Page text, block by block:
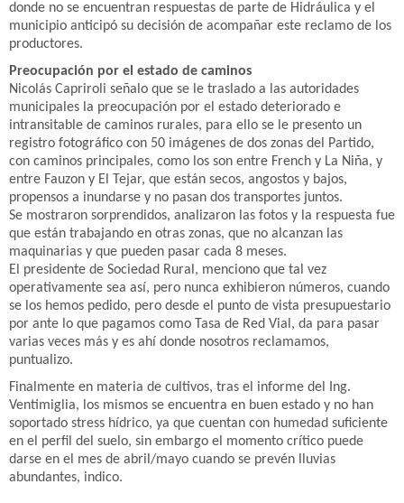
donde no se encuentran respuestas de parte de Hidráulica y el
municipio anticipó su decisión de acompañar este reclamo de los
productores.
Preocupación por el estado de caminos
Nicolás Capriroli señalo que se le traslado a las autoridades
municipales la preocupación por el estado deteriorado e
intransitable de caminos rurales, para ello se le presento un
registro fotográfico con 50 imágenes de dos zonas del Partido,
con caminos principales, como los son entre French y La Niña, y
entre Fauzon y El Tejar, que están secos, angostos y bajos,
propensos a inundarse y no pasan dos transportes juntos.
Se mostraron sorprendidos, analizaron las fotos y la respuesta fue
que están trabajando en otras zonas, que no alcanzan las
maquinarias y que pueden pasar cada 8 meses.
El presidente de Sociedad Rural, menciono que tal vez
operativamente sea así, pero nunca exhibieron números, cuando
se los hemos pedido, pero desde el punto de vista presupuestario
por ante lo que pagamos como Tasa de Red Vial, da para pasar
varias veces más y es ahí donde nosotros reclamamos,
puntualizo.
Finalmente en materia de cultivos, tras el informe del Ing.
Ventimiglia, los mismos se encuentra en buen estado y no han
soportado stress hídrico, ya que cuentan con humedad suficiente
en el perfil del suelo, sin embargo el momento crítico puede
darse en el mes de abril/mayo cuando se prevén lluvias
abundantes, indico.